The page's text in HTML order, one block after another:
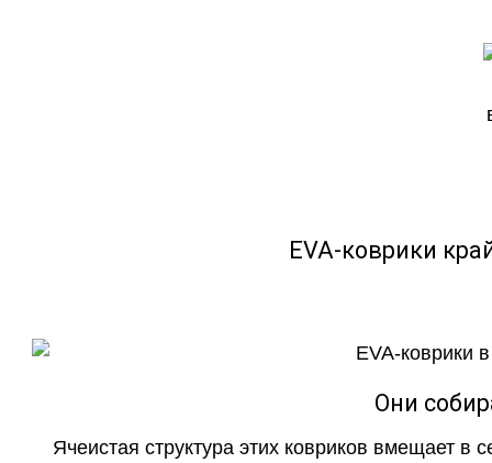
EVA-коврики
Они
Ячеистая структура этих ковриков вмещает в